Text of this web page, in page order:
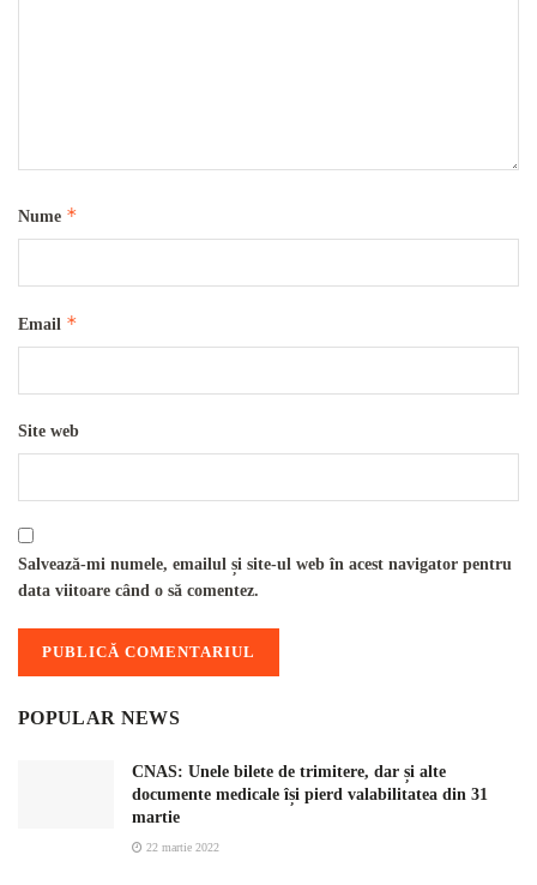
Nume *
Email *
Site web
Salvează-mi numele, emailul și site-ul web în acest navigator pentru
data viitoare când o să comentez.
POPULAR NEWS
CNAS: Unele bilete de trimitere, dar și alte
documente medicale își pierd valabilitatea din 31
martie
22 martie 2022